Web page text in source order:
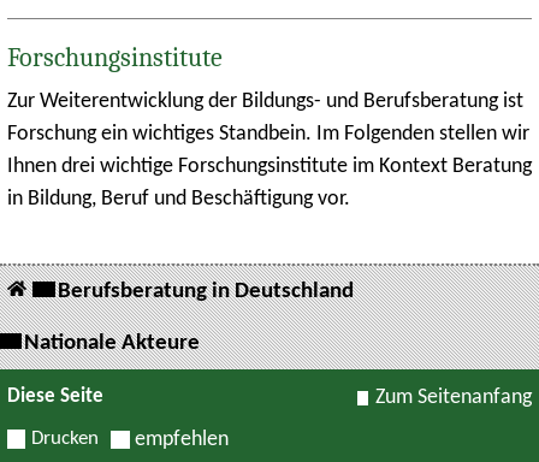
Forschungsinstitute
Zur Weiterentwicklung der Bildungs- und Berufsberatung ist
Forschung ein wichtiges Standbein. Im Folgenden stellen wir
Ihnen drei wichtige Forschungsinstitute im Kontext Beratung
in Bildung, Beruf und Beschäftigung vor.
Berufsberatung in Deutschland
Nationale Akteure
Diese Seite
Drucken empfehlen
Zum Seitenanfang